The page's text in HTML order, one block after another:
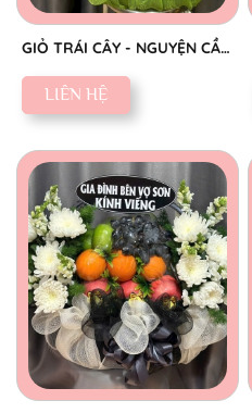
GIỎ TRÁI CÂY - NGUYỆN CẦU
AN YÊN
LIÊN HỆ